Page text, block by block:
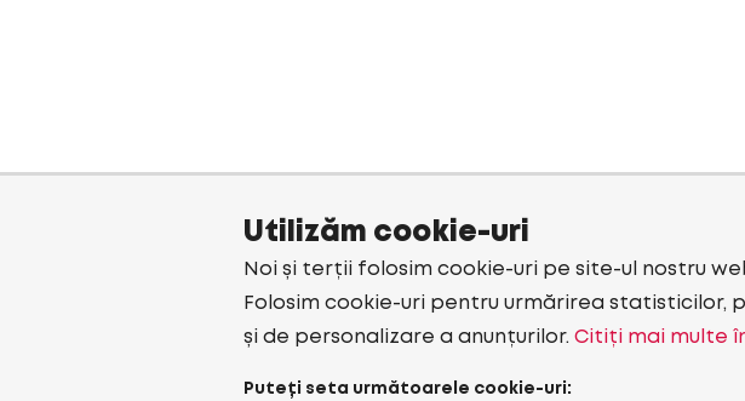
Utilizăm cookie-uri
Noi și terții folosim cookie-uri pe site-ul nostru
Folosim cookie-uri pentru urmărirea statisticilor,
și de personalizare a anunțurilor. Citiți mai multe
Puteți seta următoarele cookie-uri: